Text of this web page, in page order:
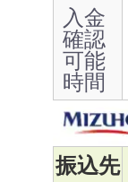
入金
確認
可能
時間
振込先